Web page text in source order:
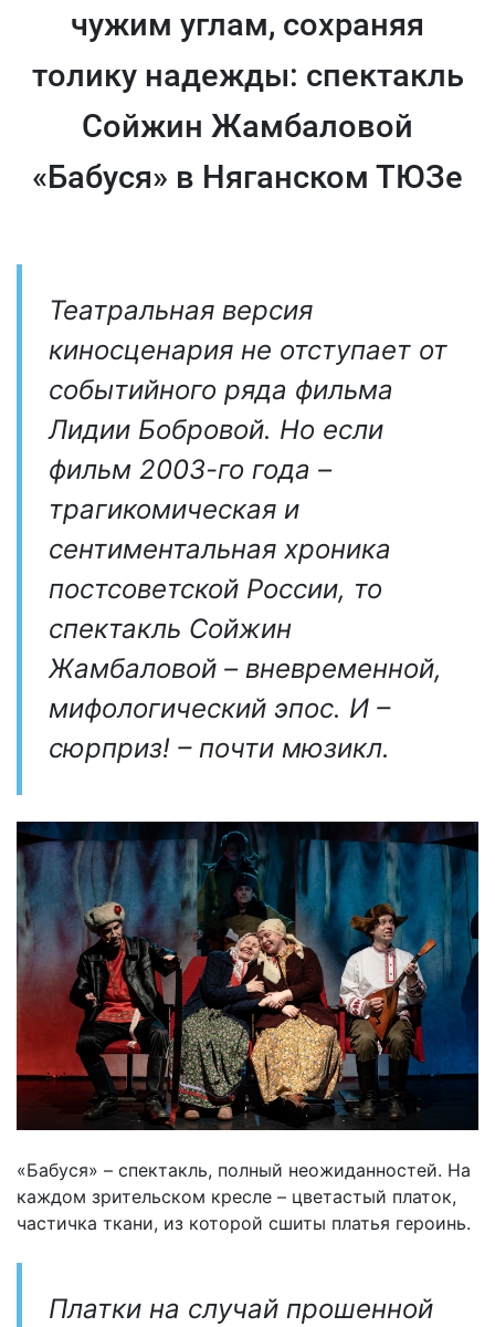
чужим углам, сохраняя
толику надежды: спектакль
Сойжин Жамбаловой
«Бабуся» в Няганском ТЮЗе
Театральная версия
киносценария не отступает от
событийного ряда фильма
Лидии Бобровой. Но если
фильм 2003-го года –
трагикомическая и
сентиментальная хроника
постсоветской России, то
спектакль Сойжин
Жамбаловой – вневременной,
мифологический эпос. И –
сюрприз! – почти мюзикл.
«Бабуся» – спектакль, полный неожиданностей. На
каждом зрительском кресле – цветастый платок,
частичка ткани, из которой сшиты платья героинь.
Платки на случай прошенной